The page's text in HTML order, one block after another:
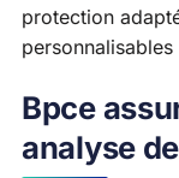
protection
Bpce
analyse